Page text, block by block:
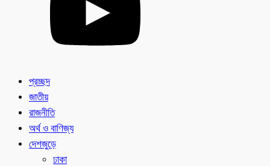
প্রচ্ছদ
জাতীয়
রাজনীতি
অর্থ ও বাণিজ্য
দেশজুড়ে
ঢাকা